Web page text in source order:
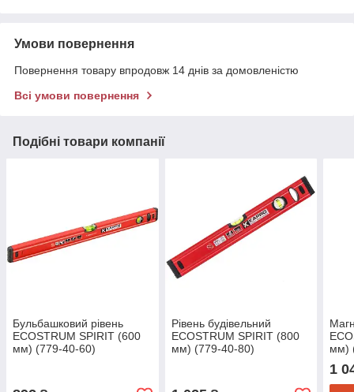
Умови повернення
Повернення товару впродовж 14 днів за домовленістю
Всі умови повернення
Подібні товари компанії
Бульбашковий рівень
ECOSTRUM SPIRIT (600
мм) (779-40-60)
Рівень будівельний
ECOSTRUM SPIRIT (800
мм) (779-40-80)
мм)
1